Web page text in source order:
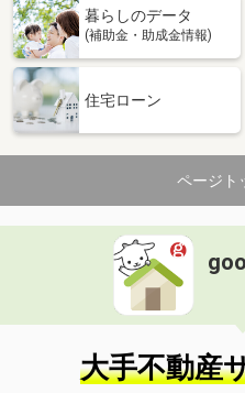
暮らしのデータ
(補助金・助成金情報)
住宅ローン
ページト
大手不動産